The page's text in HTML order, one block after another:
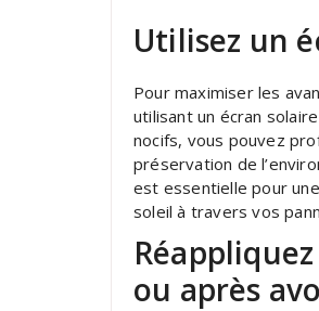
Utilisez un
Pour maximiser les
utilisant un écran
nocifs, vous pouvez
préservation de
est essentielle pour
soleil à travers vos
ou après